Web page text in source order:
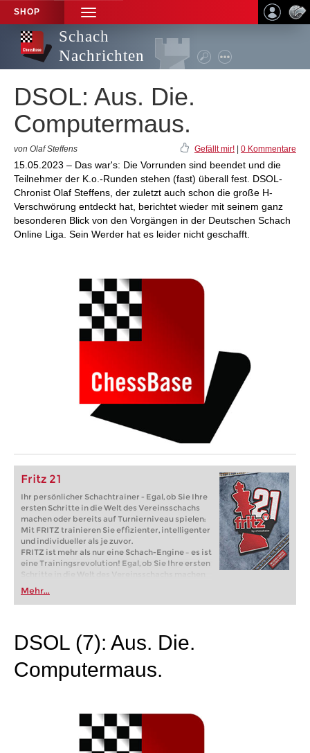
SHOP
TOGGLE
NAVIGATION
Schach
Nachrichten
DSOL: Aus. Die.
Computermaus.
von Olaf Steffens Gefällt mir! 0 Kommentare
15.05.2023 – Das war's: Die Vorrunden sind beendet und die
Teilnehmer der K.o.-Runden stehen (fast) überall fest. DSOL-
Chronist Olaf Steffens, der zuletzt auch schon die große H-
Verschwörung entdeckt hat, berichtet wieder mit seinem ganz
besonderen Blick von den Vorgängen in der Deutschen Schach
Online Liga. Sein Werder hat es leider nicht geschafft.
Fritz 21
Ihr persönlicher Schachtrainer - Egal, ob Sie Ihre
ersten Schritte in die Welt des Vereinsschachs
machen oder bereits auf Turnierniveau spielen:
Mit FRITZ trainieren Sie effizienter, intelligenter
und individueller als je zuvor.
FRITZ ist mehr als nur eine Schach-Engine – es ist
eine Trainingsrevolution! Egal, ob Sie Ihre ersten
Schritte in die Welt des Vereinsschachs machen
oder bereits auf Turnierniveau spielen: Mit
FRITZ trainieren Sie effizienter, intelligenter und
individueller als je zuvor.
Mehr...
DSOL (7): Aus. Die.
Computermaus.